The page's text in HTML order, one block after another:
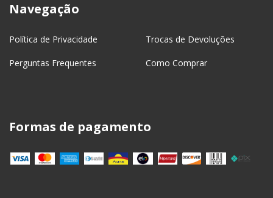
Navegação
Política de Privacidade Trocas de Devoluções
Perguntas Frequentes Como Comprar
Formas de pagamento